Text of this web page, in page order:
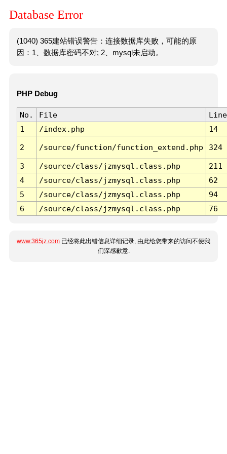
Database Error
(1040) 365建站错误警告：连接数据库失败，可能的原
因：1、数据库密码不对; 2、mysql未启动。
PHP Debug
No. File
Line
1
/index.php 14
2 /source/function/function_extend.php 324
3 /source/class/jzmysql.class.php
211
4
/source/class/jzmysql.class.php
62
5
/source/class/jzmysql.class.php
94
6
/source/class/jzmysql.class.php 76
www.365jz.com 已经将此出错信息详细记录, 由此给您带来的访问不便我
们深感歉意.